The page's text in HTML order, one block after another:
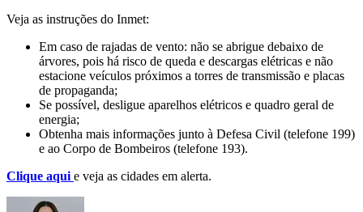
Veja as instruções do Inmet:
Em caso de rajadas de vento: não se abrigue debaixo de
árvores, pois há risco de queda e descargas elétricas e não
estacione veículos próximos a torres de transmissão e placas
de propaganda;
Se possível, desligue aparelhos elétricos e quadro geral de
energia;
Obtenha mais informações junto à Defesa Civil (telefone 199)
e ao Corpo de Bombeiros (telefone 193).
Clique aqui e veja as cidades em alerta.